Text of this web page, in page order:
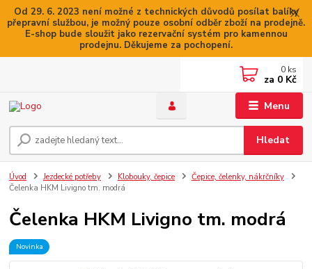
Od 29. 6. 2023 není možné z technických důvodů posílat balíky
přepravní službou, je možný pouze osobní odběr zboží na prodejně.
E-shop bude sloužit jako rezervační systém pro kamennou
prodejnu. Děkujeme za pochopení.
Menu
Hledat
0 ks
za 0 Kč
Úvod Jezdecké potřeby Klobouky, čepice
Čepice, čelenky, nákrčníky
Čelenka HKM Livigno tm. modrá
Čelenka HKM Livigno tm. modrá
Novinka